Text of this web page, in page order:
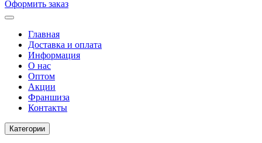
Оформить заказ
Главная
Доставка и оплата
Информация
О нас
Оптом
Акции
Франшиза
Контакты
Категории